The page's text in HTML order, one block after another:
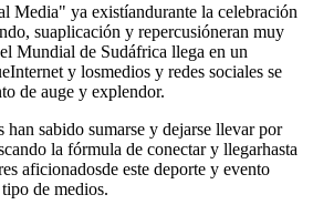
Media" ya existíandurante la celebración
suaplicación y repercusióneran muy
Mundial de Sudáfrica llega en un
y losmedios y redes sociales se
de auge y explendor.
han sabido sumarse y dejarse llevar por
la fórmula de conectar y llegarhasta
aficionadosde este deporte y evento
de medios.